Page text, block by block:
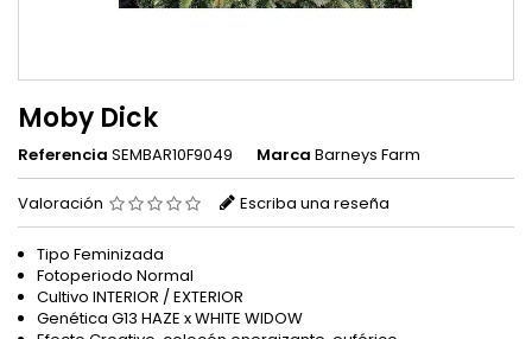
Moby Dick
Referencia SEMBAR10F9049 Marca Barneys Farm
Valoración Escriba una reseña
Tipo Feminizada
Fotoperiodo Normal
Cultivo INTERIOR / EXTERIOR
Genética G13 HAZE x WHITE WIDOW